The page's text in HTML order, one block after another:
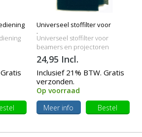
Universeel stoffilter voor
beamers
Universeel stoffilter voor
beamers en projectoren
24,95 Incl.
Inclusief 21% BTW. Gratis
verzonden.
Op voorraad
Meer info
Bestel